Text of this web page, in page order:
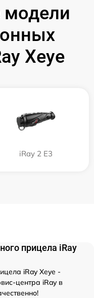
Xeye
iRay 2 E3
прицела iRay
iRay Xeye -
центра iRay в